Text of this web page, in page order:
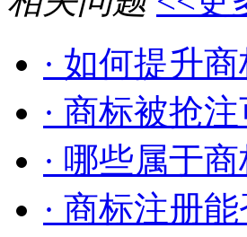
· 如何提升
· 商标被抢
· 哪些属于
· 商标注册